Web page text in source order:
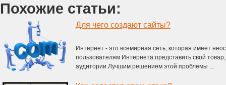
Похожие статьи:
Для чего создают сайты?
Интернет - это всемирная сеть, которая имеет
пользователям Интернета представить свой
аудитории.Лучшим решением этой проблемы ...